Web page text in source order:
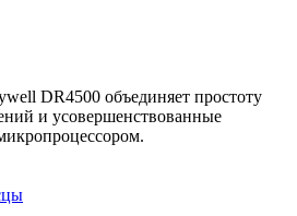
DR4500 объединяет простоту
и усовершенствованные